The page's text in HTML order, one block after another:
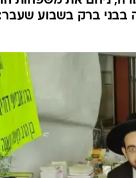
בבני ברק בשבוע